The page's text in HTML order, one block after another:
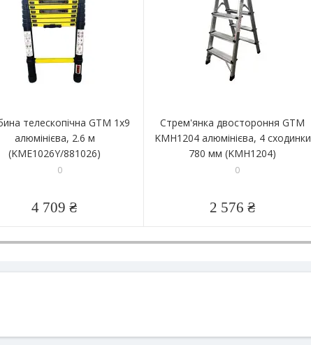
телескопічна GTM 1x9
алюмінієва, 2.6 м
(KME1026Y/881026)
0
4 709 ₴
Стрем'янка двостороння GTM
KMH1204 алюмінієва, 4 сходинки
780 мм (KMH1204)
0
2 576 ₴